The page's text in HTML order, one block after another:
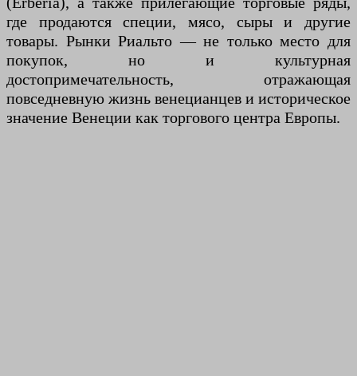
где продаются специи, мясо, сыры и другие
товары. Рынки Риальто — не только место для
покупок, но и культурная
достопримечательность, отражающая
повседневную жизнь венецианцев и историческое
значение Венеции как торгового центра Европы.